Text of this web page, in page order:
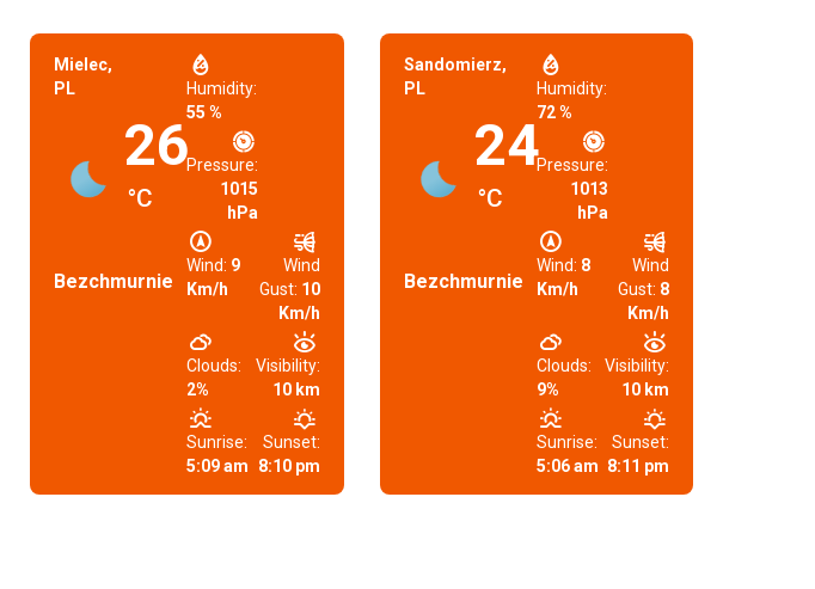
Mielec,
PL
26
°C
Bezchmurnie
Humidity:
55 %
Pressure:
1015
hPa
Wind: 9
Km/h
Wind
Gust: 10
Km/h
Clouds:
2%
Visibility:
10 km
Sunrise:
5:09 am
Sunset:
8:10 pm
Sandomierz,
PL
24
°C
Bezchmurnie
Humidity:
72 %
Pressure:
1013
hPa
Wind: 8
Km/h
Wind
Gust: 8
Km/h
Clouds:
9%
Visibility:
10 km
Sunrise:
5:06 am
Sunset:
8:11 pm